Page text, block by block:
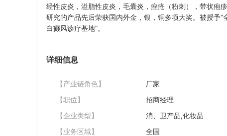
经性皮炎，溢脂性皮炎，毛囊炎，痤疮（粉刺），带状疱
研究的产品先后荣获国内外金，银，铜多项大奖。被授予
白癫风诊疗基地”。
详细信息
【产业链角色】
厂家
【职位】
招商经理
【企业类型】
消、卫产品,化妆品
【业务区域】
全国